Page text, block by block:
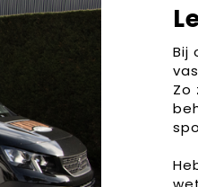
Bij
Zo